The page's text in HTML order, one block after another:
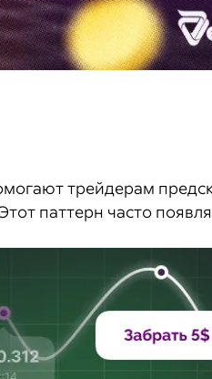
трейдерам
паттерн часто